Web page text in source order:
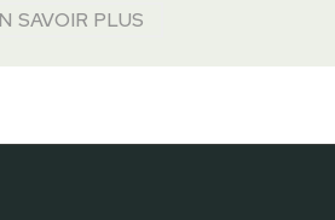
SAVOIR PLUS